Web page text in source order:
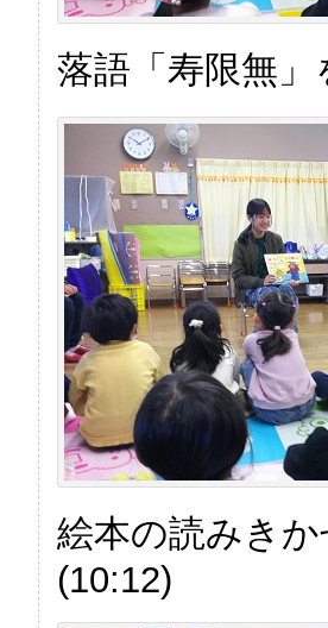
落語「寿限無
絵本の読みき
(10:12)